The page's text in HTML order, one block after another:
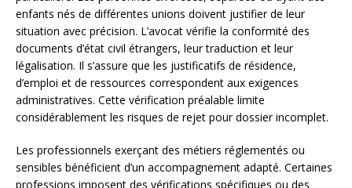
enfants nés de différentes unions doivent justifier de leur
situation avec précision. L’avocat vérifie la conformité des
documents d’état civil étrangers, leur traduction et leur
légalisation. Il s’assure que les justificatifs de résidence,
d’emploi et de ressources correspondent aux exigences
administratives. Cette vérification préalable limite
considérablement les risques de rejet pour dossier incomplet.
Les professionnels exerçant des métiers réglementés ou
sensibles bénéficient d’un accompagnement adapté. Certaines
professions imposent des vérifications spécifiques ou des